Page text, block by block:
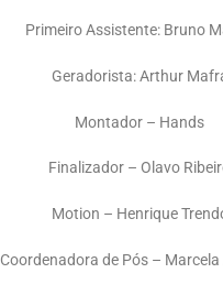
Primeiro Assistente: Bruno
Geradorista: Arthur
Montador – Hands
Finalizador – Olavo
Motion – Henrique
Coordenadora de Pós –